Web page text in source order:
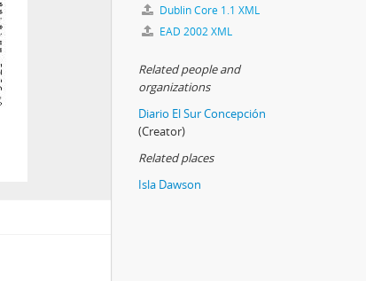
Dublin Core 1.1 XML
EAD 2002 XML
Related people and
organizations
Diario El Sur Concepción
(Creator)
Related places
Isla Dawson